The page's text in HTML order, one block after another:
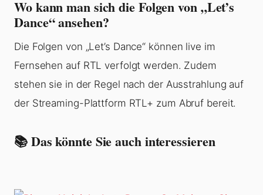
Wo kann man sich die Folgen von „Let’s
Dance“ ansehen?
Die Folgen von „Let’s Dance“ können live im
Fernsehen auf RTL verfolgt werden. Zudem
stehen sie in der Regel nach der Ausstrahlung auf
der Streaming-Plattform RTL+ zum Abruf bereit.
📚 Das könnte Sie auch interessieren